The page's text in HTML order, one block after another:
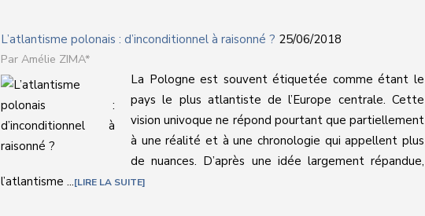
L’atlantisme polonais : d’inconditionnel à raisonné ? 25/06/2018
Amélie ZIMA*
La Pologne est souvent étiquetée comme étant le
pays le plus atlantiste de l’Europe centrale. Cette
vision univoque ne répond pourtant que partiellement
à une réalité et à une chronologie qui appellent plus
de nuances. D’après une idée largement répandue,
l’atlantisme ... LIRE LA SUITE